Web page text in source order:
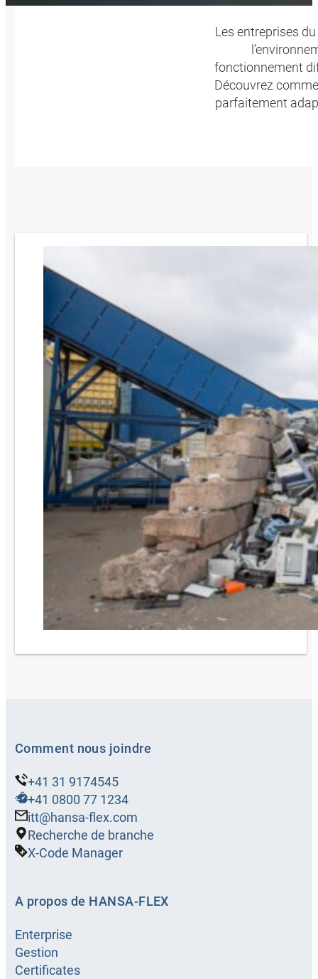
Les entreprises
fonctionnement
Découvrez
parfaitement
Comment nous joindre
+41 31 9174545
+41 0800 77 1234
itt@hansa-flex.com
Recherche de branche
X-Code Manager
A propos de HANSA-FLEX
Enterprise
Gestion
Certificates